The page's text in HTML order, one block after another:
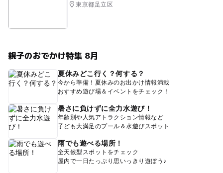
東京都足立区
親子のおでかけ特集 8月
夏休みどこ行く？何する？
今から準備！夏休みのお出かけ情報満載
おすすめ遊び場＆イベントをチェック！
暑さに負けずに全力水遊び！
年齢別や人気アトラクション情報など
子ども大満足のプール＆水遊びスポット
雨でも遊べる場所！
全天候型スポットをチェック
屋内で一日たっぷり思いっきり遊ぼう♪